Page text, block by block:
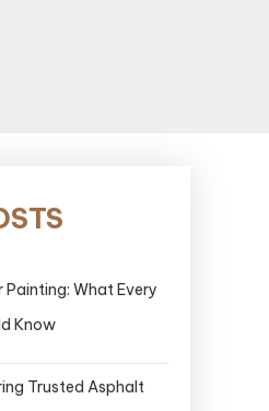
Painting: What Every
Know
Trusted Asphalt